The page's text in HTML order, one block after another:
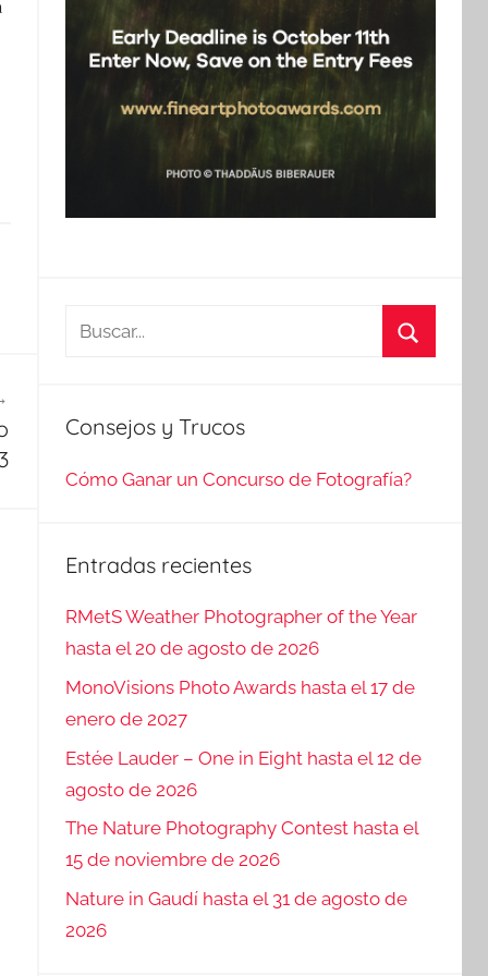
Buscar:
Consejos y Trucos
Cómo Ganar un Concurso de Fotografía?
Entradas recientes
RMetS Weather Photographer of the Year
hasta el 20 de agosto de 2026
MonoVisions Photo Awards hasta el 17 de
enero de 2027
Estée Lauder – One in Eight hasta el 12 de
agosto de 2026
The Nature Photography Contest hasta el
15 de noviembre de 2026
Nature in Gaudí hasta el 31 de agosto de
2026